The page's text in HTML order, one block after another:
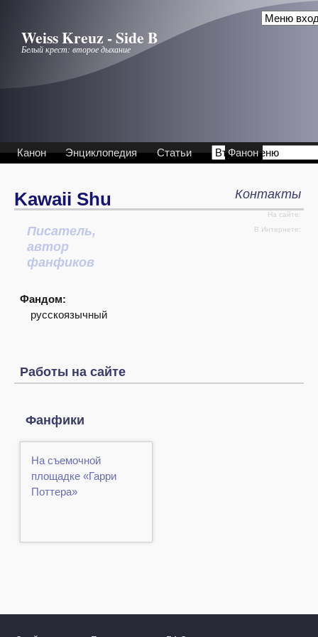
Weiss Kreuz - Side B
Белый крест: второе дыхание
Канон Энциклопедия Статьи Фанон
Kawaii Shu
Писатель,
автор
фанфиков
Фандом:
русскоязычный
Контакты
На сайте:
В Интернете:
Работы на сайте
Фанфики
На съемочной
площадке «Гарри
Поттера»